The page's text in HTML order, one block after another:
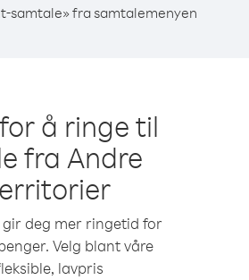
samtale» fra samtalemenyen
å ringe til
fra Andre
gir deg mer ringetid for
Velg blant våre
lavpris